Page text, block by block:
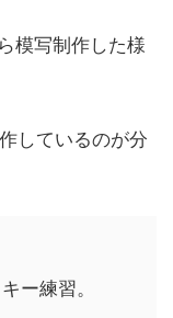
模写制作した様
しているのが分
ー練習。